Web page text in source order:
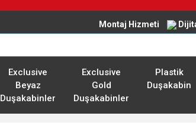
Montaj Hizmeti
Exclusive
Beyaz
Duşakabinler
Exclusive
Gold
Duşakabinler
Plastik
Duşakabin